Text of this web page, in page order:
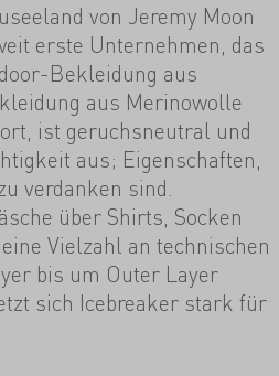
von Jeremy Moon
erste Unternehmen, das
Bekleidung aus
aus Merinowolle
ist geruchsneutral und
aus; Eigenschaften,
verdanken sind.
über Shirts, Socken
Vielzahl an technischen
bis um Outer Layer
sich Icebreaker stark für
und Tierschutz ein.
«Icebreaker Baacode»